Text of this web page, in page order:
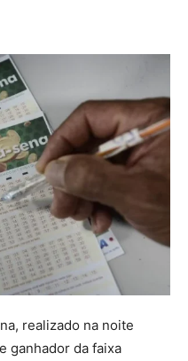
realizado na noite
ganhador da faixa